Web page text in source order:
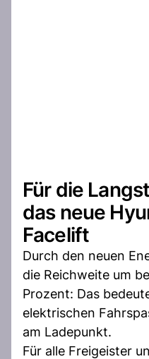
Für die
das neue
Facelift
Durch den neuen
die Reichweite um
Prozent: Das
elektrischen
am Ladepunkt.
Für alle Freigeister